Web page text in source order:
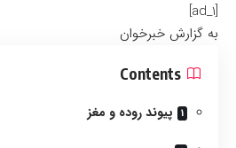
[ad_1]
به گزارش خبرخوان
Contents
پیوند روده و مغز